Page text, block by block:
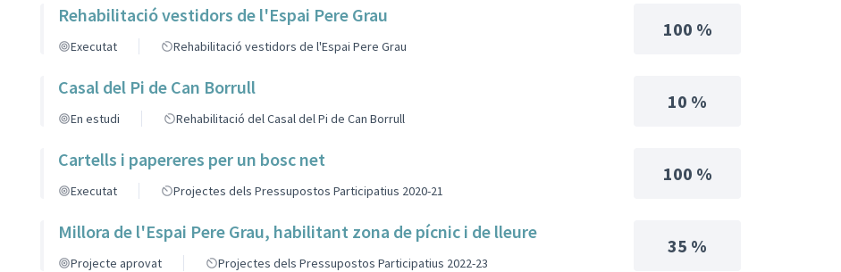
Rehabilitació vestidors de l'Espai Pere Grau
Executat Rehabilitació vestidors de l'Espai Pere Grau
100 %
Casal del Pi de Can Borrull
En estudi Rehabilitació del Casal del Pi de Can Borrull
10 %
Cartells i papereres per un bosc net
Executat Projectes dels Pressupostos Participatius 2020-21
100 %
Millora de l'Espai Pere Grau, habilitant zona de pícnic i de lleure
Projecte aprovat Projectes dels Pressupostos Participatius 2022-23
35 %